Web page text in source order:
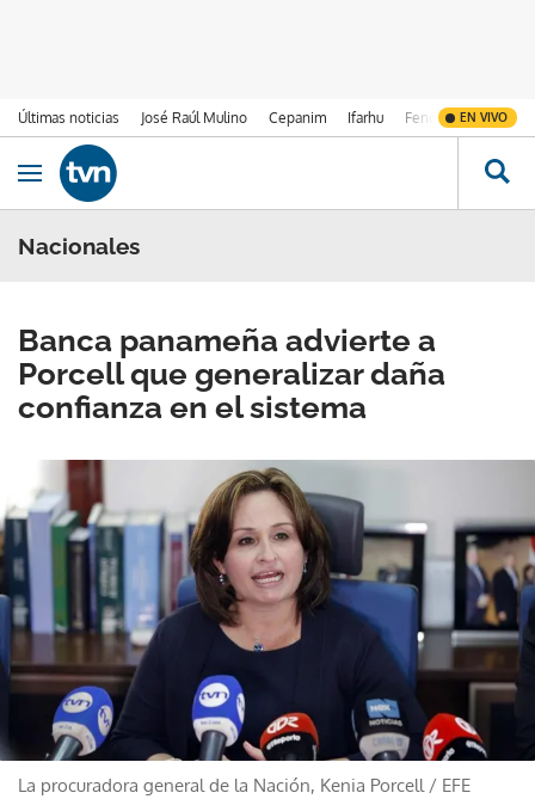
Últimas noticias José Raúl Mulino Cepanim Ifarhu Fenómeno de El
EN VIVO
Ir al contenido
Obrir navegació
Nacionales
Banca panameña advierte a
Porcell que generalizar daña
confianza en el sistema
La procuradora general de la Nación, Kenia Porcell / EFE